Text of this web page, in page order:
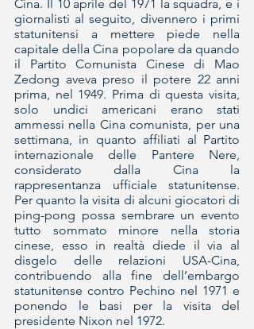
Cina. Il 10 aprile del 1971 la squadra, e i
giornalisti al seguito, divennero i primi
statunitensi a mettere piede nella
capitale della Cina popolare da quando
il Partito Comunista Cinese di Mao
Zedong aveva preso il potere 22 anni
prima, nel 1949. Prima di questa visita,
solo undici americani erano stati
ammessi nella Cina comunista, per una
settimana, in quanto affiliati al Partito
internazionale delle Pantere Nere,
considerato dalla Cina la
rappresentanza ufficiale statunitense.
Per quanto la visita di alcuni giocatori di
ping-pong possa sembrare un evento
tutto sommato minore nella storia
cinese, esso in realtà diede il via al
disgelo delle relazioni USA-Cina,
contribuendo alla fine dell’embargo
statunitense contro Pechino nel 1971 e
ponendo le basi per la visita del
presidente Nixon nel 1972.